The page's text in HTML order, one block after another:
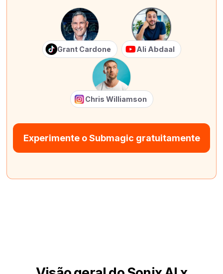
Grant Cardone Ali Abdaal
Chris Williamson
Experimente o Submagic gratuitamente